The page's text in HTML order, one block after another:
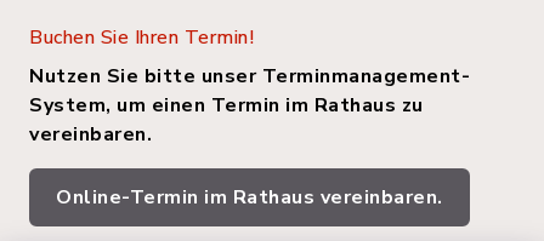
Buchen Sie Ihren Termin!
Nutzen Sie bitte unser Terminmanagement-
System, um einen Termin im Rathaus zu
vereinbaren.
Online-Termin im Rathaus vereinbaren.